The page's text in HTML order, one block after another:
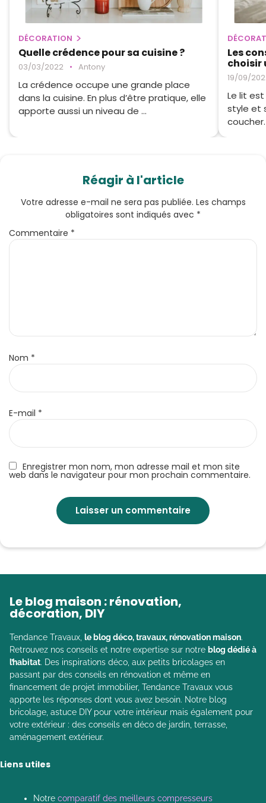
DÉCORATION
Quelle crédence pour sa cuisine ?
03/03/2022 • Antony
La crédence occupe une grande place
dans la cuisine. En plus d’être pratique, elle
apporte aussi un niveau de ...
Les
choisir
19/09/
Le lit
style et
Réagir à l'article
Enregistrer mon nom, mon adresse mail et mon site
web dans le navigateur pour mon prochain commentaire.
Votre adresse e-mail ne sera pas publiée. Les champs
obligatoires sont indiqués avec *
Commentaire *
Nom *
E-mail *
Le blog maison : rénovation,
décoration, DIY
Tendance Travaux, le blog déco, travaux, rénovation maison.
Retrouvez nos conseils et notre expertise sur notre blog dédié à
l’habitat. Des inspirations déco, aux petits bricolages en
passant par des conseils en rénovation et même en
financement de projet immobilier, Tendance Travaux vous
apporte les réponses dont vous avez besoin. Notre blog
bricolage, astuce DIY pour votre intérieur mais également pour
votre extérieur : des conseils en déco de jardin, terrasse,
aménagement extérieur.
Liens utiles
Notre comparatif des meilleurs compresseurs